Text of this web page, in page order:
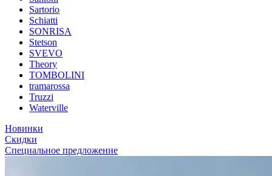
Sartorio
Schiatti
SONRISA
Stetson
SVEVO
Theory
TOMBOLINI
tramarossa
Truzzi
Waterville
Новинки
Скидки
Специальное предложение